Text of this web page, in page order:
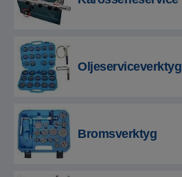
Oljeserviceverktyg
Bromsverktyg